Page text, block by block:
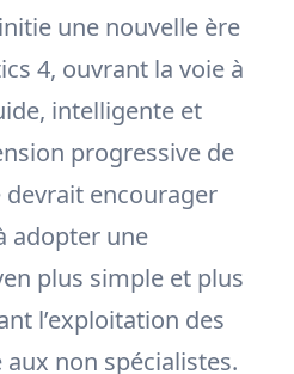
initie une nouvelle ère
4, ouvrant la voie à
intelligente et
progressive de
encourager
adopter une
plus simple et plus
l’exploitation des
non spécialistes.